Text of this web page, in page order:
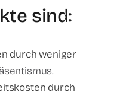
sind:
durch weniger
.
durch